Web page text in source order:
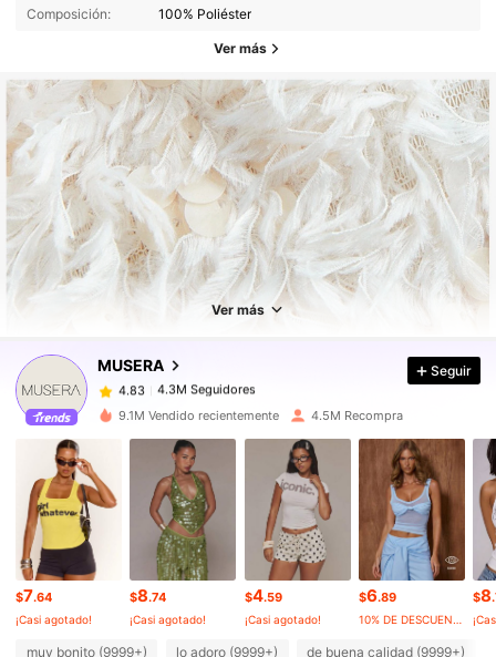
Composición:
100% Poliéster
Ver más
Ver más
MUSERA
4.83 4.3M Seguidores
4.3M Seguidores
4.83
4.3M Seguidores
t***apagó Hace 6 horas
4.3M Seguidores
4.3M Seguidores
4.83 4.3M Seguidores
Seguir
9.1M Vendido recientemente 4.5M Recompra
$7.64
¡Casi agotado!
$8.74
¡Casi agotado!
$4.59
¡Casi agotado!
$6.89
10% DE DESCUENTO
$8
muy bonito (9999+) lo adoro (9999+) de buena calidad (9999+)